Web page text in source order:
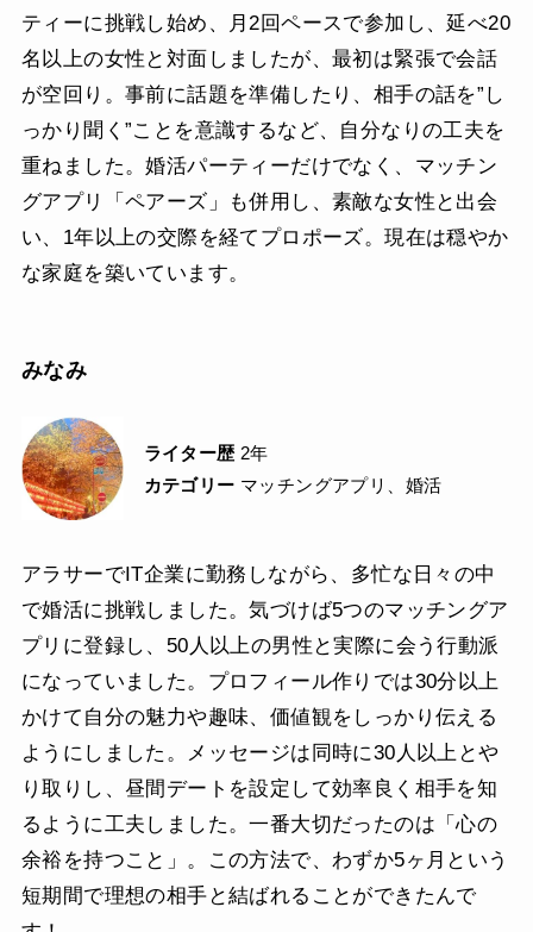
ティーに挑戦し始め、月2回ペースで参加し、延べ20
名以上の女性と対面しましたが、最初は緊張で会話
が空回り。事前に話題を準備したり、相手の話を”し
っかり聞く”ことを意識するなど、自分なりの工夫を
重ねました。婚活パーティーだけでなく、マッチン
グアプリ「ペアーズ」も併用し、素敵な女性と出会
い、1年以上の交際を経てプロポーズ。現在は穏やか
な家庭を築いています。
みなみ
ライター歴2年
カテゴリー マッチングアプリ、婚活
アラサーでIT企業に勤務しながら、多忙な日々の中
で婚活に挑戦しました。気づけば5つのマッチングア
プリに登録し、50人以上の男性と実際に会う行動派
になっていました。プロフィール作りでは30分以上
かけて自分の魅力や趣味、価値観をしっかり伝える
ようにしました。メッセージは同時に30人以上とや
り取りし、昼間デートを設定して効率良く相手を知
るように工夫しました。一番大切だったのは「心の
余裕を持つこと」。この方法で、わずか5ヶ月という
短期間で理想の相手と結ばれることができたんで